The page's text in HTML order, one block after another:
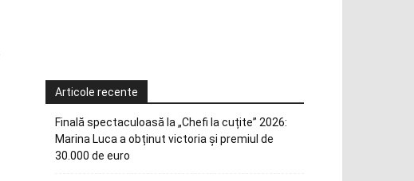
Articole recente
Finală spectaculoasă la „Chefi la cuțite” 2026:
Marina Luca a obținut victoria și premiul de
30.000 de euro